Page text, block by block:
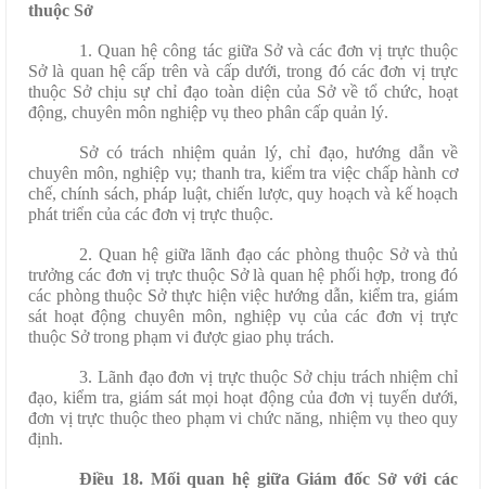
thuộc Sở
1. Quan hệ công tác giữa Sở và các đơn vị trực thuộc
Sở là quan hệ cấp trên và cấp dưới, trong đó các đơn vị trực
thuộc Sở chịu sự chỉ đạo toàn diện của Sở về tổ chức, hoạt
động, chuyên môn nghiệp vụ theo phân cấp quản lý.
Sở có trách nhiệm quản lý, chỉ đạo, hướng dẫn về
chuyên môn, nghiệp vụ; thanh tra, kiểm tra việc chấp hành cơ
chế, chính sách, pháp luật, chiến lược, quy hoạch và kế hoạch
phát triển của các đơn vị trực thuộc.
2. Quan hệ giữa lãnh đạo các phòng thuộc Sở và thủ
trưởng các đơn vị trực thuộc Sở là quan hệ phối hợp, trong đó
các phòng thuộc Sở thực hiện việc hướng dẫn, kiểm tra, giám
sát hoạt động chuyên môn, nghiệp vụ của các đơn vị trực
thuộc Sở trong phạm vi được giao phụ trách.
3. Lãnh đạo đơn vị trực thuộc Sở chịu trách nhiệm chỉ
đạo, kiểm tra, giám sát mọi hoạt động của đơn vị tuyến dưới,
đơn vị trực thuộc theo phạm vi chức năng, nhiệm vụ theo quy
định.
Điều 18. Mối quan hệ giữa Giám đốc Sở với các